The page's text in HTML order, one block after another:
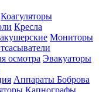
Коагуляторы
Кресла
Мониторы
осмотра Эвакуаторы
Аппараты Боброва
Капнографы